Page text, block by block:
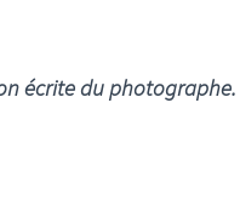
écrite du photographe.